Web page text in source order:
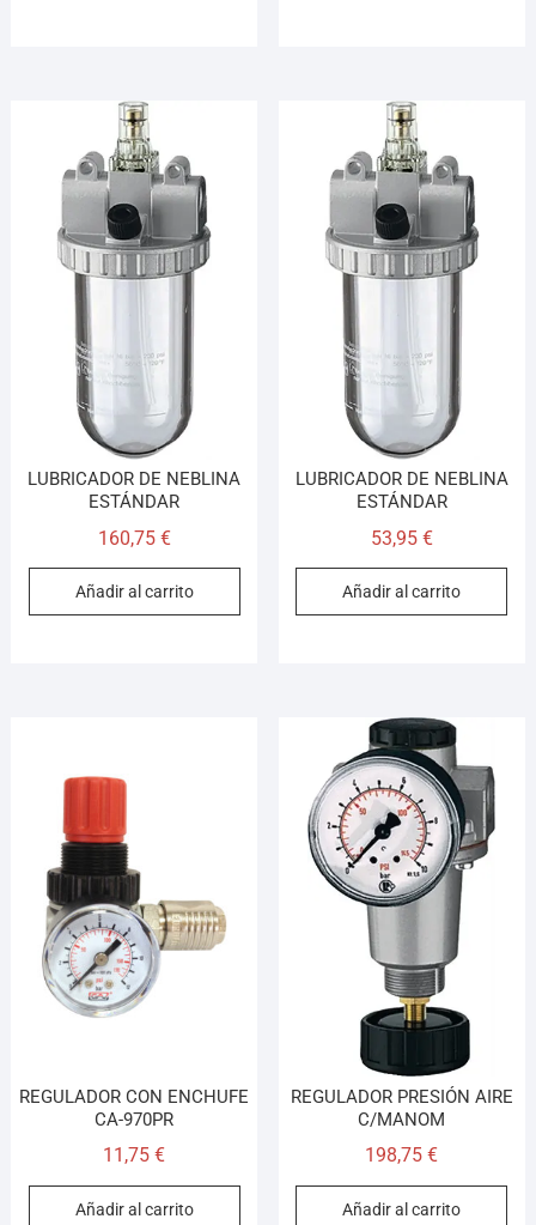
LUBRICADOR DE NEBLINA
ESTÁNDAR
160,75 €
Añadir al carrito
LUBRICADOR DE NEBLINA
ESTÁNDAR
53,95 €
Añadir al carrito
REGULADOR CON ENCHUFE
CA-970PR
11,75€
Añadir al carrito
REGULADOR PRESIÓN AIRE
C/MANOM
198,75€
Añadir al carrito